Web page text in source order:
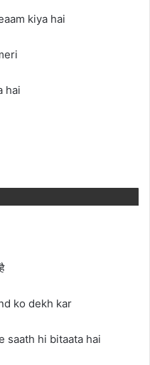
kiya hai
hai
ko dekh kar
saath hi bitaata hai